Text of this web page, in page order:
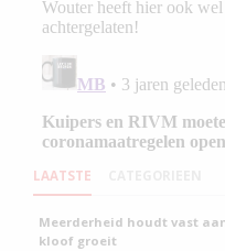
LAATSTE
Meerderheid houdt vast
kloof groeit